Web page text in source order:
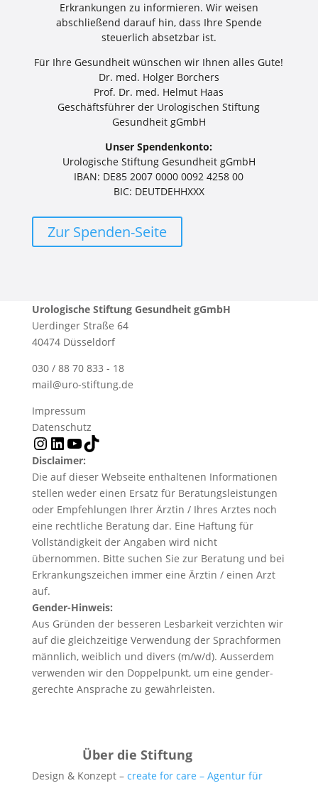
Erkrankungen zu informieren. Wir weisen
abschließend darauf hin, dass Ihre Spende
steuerlich absetzbar ist.
Für Ihre Gesundheit wünschen wir Ihnen alles Gute!
Dr. med. Holger Borchers
Prof. Dr. med. Helmut Haas
Geschäftsführer der Urologischen Stiftung
Gesundheit gGmbH
Unser Spendenkonto:
Urologische Stiftung Gesundheit gGmbH
IBAN: DE85 2007 0000 0092 4258 00
BIC: DEUTDEHHXXX
Zur Spenden-Seite
Urologische Stiftung Gesundheit gGmbH
Uerdinger Straße 64
40474 Düsseldorf
030 / 88 70 833 - 18
mail@uro-stiftung.de
Impressum
Datenschutz
Instagram
LinkedIn
YouTube
TikTok
Disclaimer:
Die auf dieser Webseite enthaltenen Informationen
stellen weder einen Ersatz für Beratungsleistungen
oder Empfehlungen Ihrer Ärztin / Ihres Arztes noch
eine rechtliche Beratung dar. Eine Haftung für
Vollständigkeit der Angaben wird nicht
übernommen. Bitte suchen Sie zur Beratung und bei
Erkrankungszeichen immer eine Ärztin / einen Arzt
auf.
Gender-Hinweis:
Aus Gründen der besseren Lesbarkeit verzichten wir
auf die gleichzeitige Verwendung der Sprachformen
männlich, weiblich und divers (m/w/d). Ausserdem
verwenden wir den Doppelpunkt, um eine gender-
gerechte Ansprache zu gewährleisten.
Über die Stiftung
Design & Konzept – create for care – Agentur für